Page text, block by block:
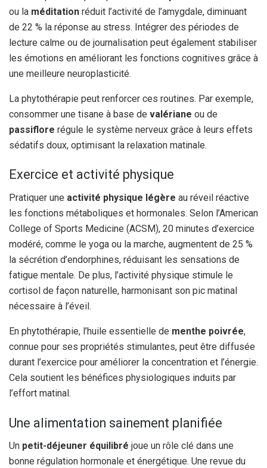
ou la méditation réduit l’activité de l’amygdale, diminuant
de 22 % la réponse au stress. Intégrer des périodes de
lecture calme ou de journalisation peut également stabiliser
les émotions en améliorant les fonctions cognitives grâce à
une meilleure neuroplasticité.
La phytothérapie peut renforcer ces routines. Par exemple,
consommer une tisane à base de valériane ou de
passiflore régule le système nerveux grâce à leurs effets
sédatifs doux, optimisant la relaxation matinale.
Exercice et activité physique
Pratiquer une activité physique légère au réveil réactive
les fonctions métaboliques et hormonales. Selon l’American
College of Sports Medicine (ACSM), 20 minutes d’exercice
modéré, comme le yoga ou la marche, augmentent de 25 %
la sécrétion d’endorphines, réduisant les sensations de
fatigue mentale. De plus, l’activité physique stimule le
cortisol de façon naturelle, harmonisant son pic matinal
nécessaire à l’éveil.
En phytothérapie, l’huile essentielle de menthe poivrée,
connue pour ses propriétés stimulantes, peut être diffusée
durant l’exercice pour améliorer la concentration et l’énergie.
Cela soutient les bénéfices physiologiques induits par
l’effort matinal.
Une alimentation sainement planifiée
Un petit-déjeuner équilibré joue un rôle clé dans une
bonne régulation hormonale et énergétique. Une revue du